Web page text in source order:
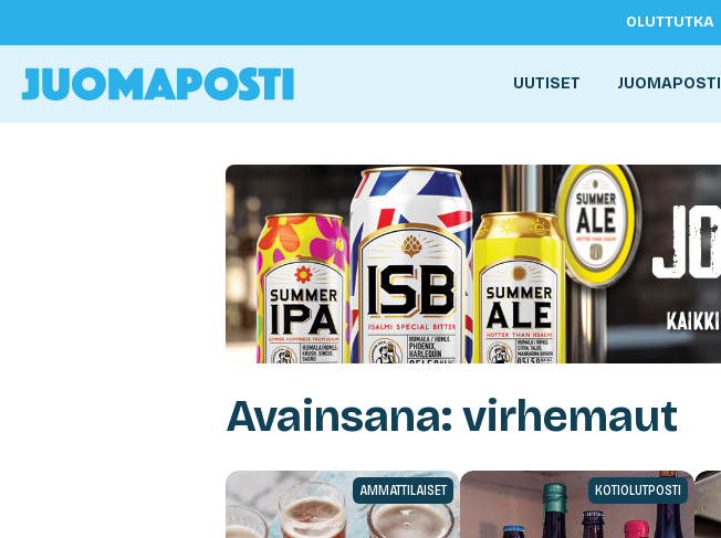
OLUTTUTKA
UUTISET JUOMAPOSTI
Avainsana: virhemaut
AMMATTILAISET KOTIOLUTPOSTI